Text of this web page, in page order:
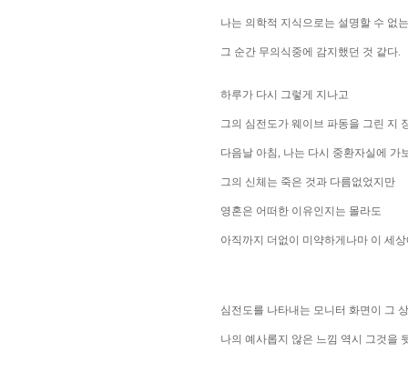
나는 의학적 지식으로는 설명할 수 없
그 순간 무의식중에 감지했던 것 같다.
하루가 다시 그렇게 지나고
그의 심전도가 웨이브 파동을 그린 지
다음날 아침, 나는 다시 중환자실에 가
그의 신체는 죽은 것과 다름없었지만
영혼은 어떠한 이유인지는 몰라도
아직까지 더없이 미약하게나마 이 세
심전도를 나타내는 모니터 화면이 그
나의 예사롭지 않은 느낌 역시 그것을